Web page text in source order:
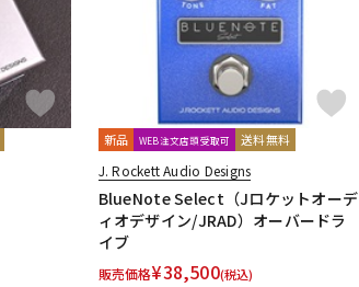
新品 WEB注文店頭受取可 送料無料
J. Rockett Audio Designs
BlueNote Select（Jロケットオーデ
ィオデザイン/JRAD）オーバードラ
イブ
販売価格¥38,500(税込)